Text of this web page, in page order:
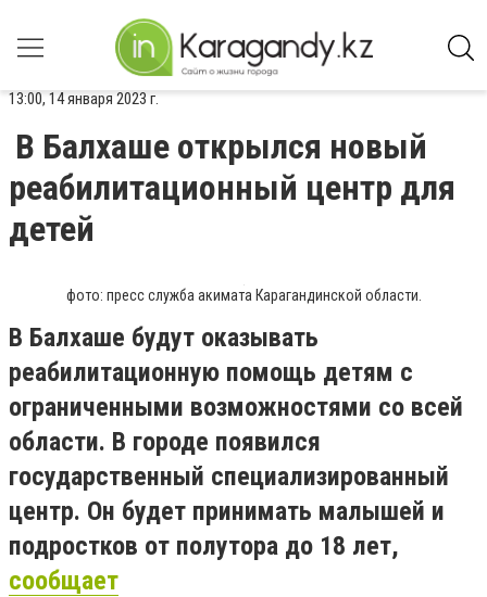
13:00, 14 января 2023 г.
В Балхаше открылся новый
реабилитационный центр для
детей
фото: пресс служба акимата Карагандинской области.
В Балхаше будут оказывать
реабилитационную помощь детям с
ограниченными возможностями со всей
области. В городе появился
государственный специализированный
центр. Он будет принимать малышей и
подростков от полутора до 18 лет,
сообщает